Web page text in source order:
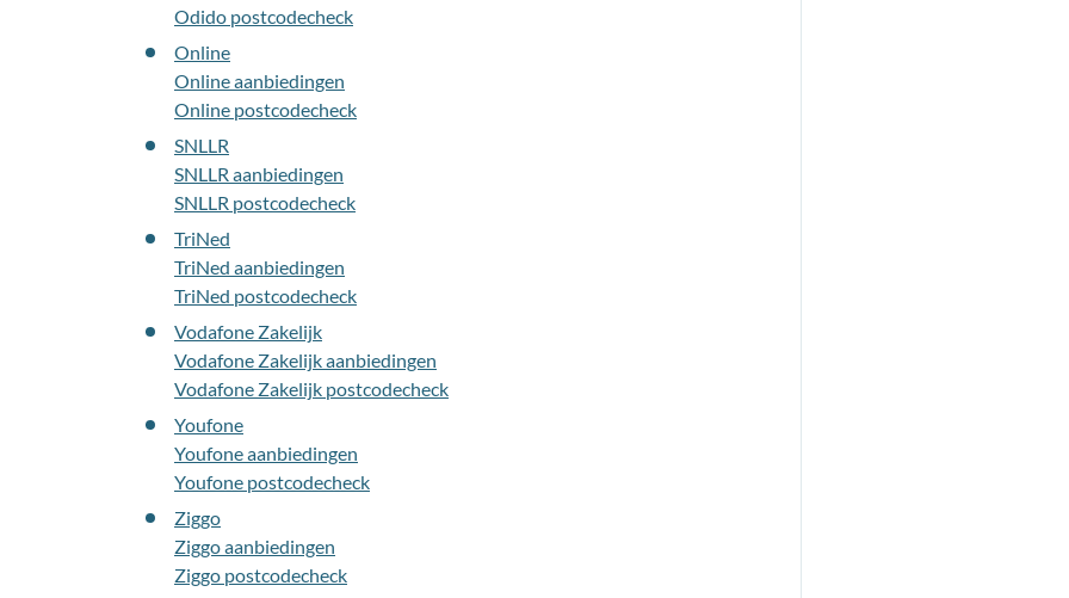
Odido postcodecheck
Online
Online aanbiedingen
Online postcodecheck
SNLLR
SNLLR aanbiedingen
SNLLR postcodecheck
TriNed
TriNed aanbiedingen
TriNed postcodecheck
Vodafone Zakelijk
Vodafone Zakelijk aanbiedingen
Vodafone Zakelijk postcodecheck
Youfone
Youfone aanbiedingen
Youfone postcodecheck
Ziggo
Ziggo aanbiedingen
Ziggo postcodecheck